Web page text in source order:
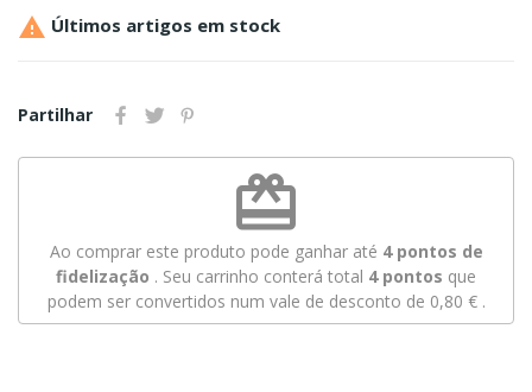
 Últimos artigos em stock
Partilhar
redeem
Ao comprar este produto pode ganhar até 4pontos de
fidelização . Seu carrinho conterá total 4pontos que
podem ser convertidos num vale de desconto de 0,80 €.